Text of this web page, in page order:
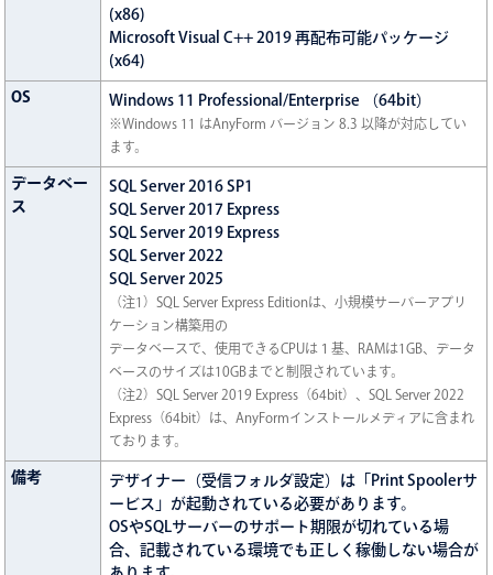
(x86)
Microsoft Visual C++ 2019 再配布可能パッケージ
(x64)
OS Windows 11 Professional/Enterprise （64bit）
※Windows 11 はAnyForm バージョン 8.3 以降が対応してい
ます。
データベー
ス
SQL Server 2016 SP1
SQL Server 2017 Express
SQL Server 2019 Express
SQL Server 2022
SQL Server 2025
（注1）SQL Server Express Editionは、小規模サーバーアプリ
ケーション構築用の
データベースで、使用できるCPUは１基、RAMは1GB、データ
ベースのサイズは10GBまでと制限されています。
（注2）SQL Server 2019 Express（64bit）、SQL Server 2022
Express（64bit）は、AnyFormインストールメディアに含まれ
ております。
備考
デザイナー（受信フォルダ設定）は「Print Spoolerサ
ービス」が起動されている必要があります。
OSやSQLサーバーのサポート期限が切れている場
合、記載されている環境でも正しく稼働しない場合が